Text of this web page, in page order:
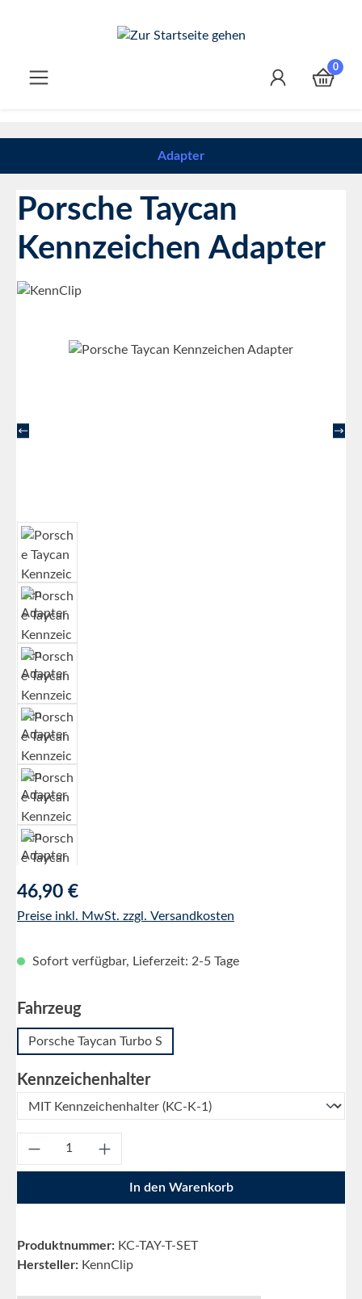
0
Adapter
Porsche Taycan
Kennzeichen Adapter
Bildergalerie überspringen
Regulärer Preis:
46,90 €
Preise inkl. MwSt. zzgl. Versandkosten
Sofort verfügbar, Lieferzeit: 2-5 Tage
Fahrzeugauswählen
Porsche Taycan Turbo S
Kennzeichenhalterauswählen
Produkt Anzahl: Gib den gewünschten
In den Warenkorb
Produktnummer: KC-TAY-T-SET
Hersteller: KennClip